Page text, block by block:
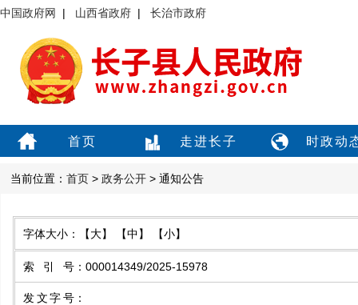
中国政府网 | 山西省政府 | 长治市政府
首页 走进长子 时政动
当前位置： 首页 > 政务公开 > 通知公告
字体大小： 【大】 【中】 【小】
索引号 ： 000014349/2025-15978
发文字号 ：